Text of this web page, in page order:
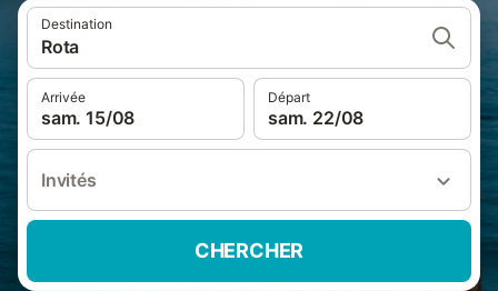
Destination
Rota
Arrivée
sam. 15/08
Départ
sam. 22/08
Invités
CHERCHER